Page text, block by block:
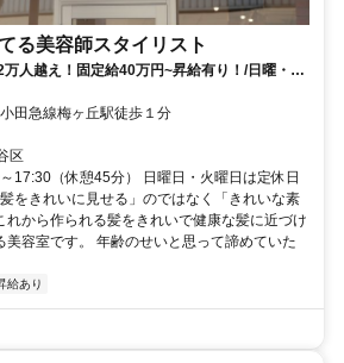
る美容師スタイリスト
人越え！固定給40万円~昇給有り！/日曜・火
り駅 小田急線梅ヶ丘駅徒歩１分
区
17:30（休憩45分） 日曜日・火曜日は定休日
をきれいに見せる」のではなく「きれいな素
れから作られる髪をきれいで健康な髪に近づけ
美容室です。 年齢のせいと思って諦めていた
給あり